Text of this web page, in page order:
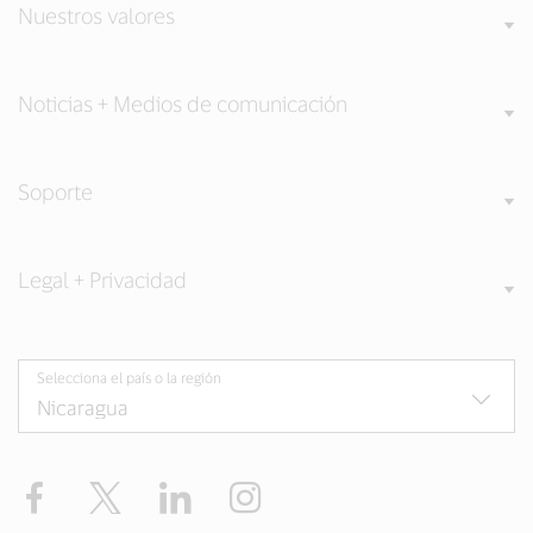
Nuestros valores
Noticias + Medios de comunicación
Soporte
Legal + Privacidad
Selecciona el país o la región
Facebook Twitter LinkedIn